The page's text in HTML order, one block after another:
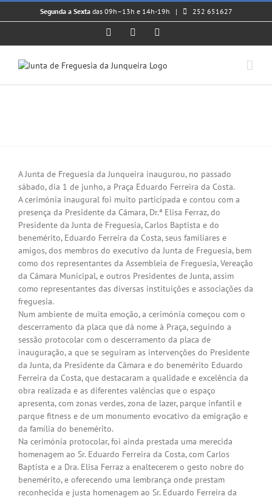
Skip
Segunda a Sextadas 09h–13h e 14h-19h | 252 651627
FacebookInstagram
A Junta de Freguesia da Junqueira inaugurou, no passado
sábado, dia 1 de junho, a Praça Eduardo Ferreira da Costa.
A cerimónia inaugural foi muito participada e contou com a
presença da Presidente da Câmara, Dr.ª Elisa Ferraz, do
Presidente da Junta de Freguesia, Carlos Baptista e do
benemérito, Eduardo Ferreira da Costa, seus familiares e
amigos, dos membros do executivo da Junta de Freguesia, bem
como dos representantes da Assembleia de Freguesia, Vereação
da Câmara Municipal, e outros Presidentes de Junta, assim
como representantes das diversas instituições e associações da
freguesia.
Num ambiente de muita emoção, a cerimónia começou com o
descerramento da placa que dá nome à Praça, seguindo a
sessão protocolar com o descerramento da placa de
inauguração, a que se seguiram as intervenções do Presidente
da Junta, da Presidente da Câmara e do benemérito Eduardo
Ferreira da Costa, que destacaram a qualidade e excelência da
obra realizada e as diferentes valências que o espaço
apresenta, com zonas verdes, zona de lazer, parque infantil e
parque fitness e de um monumento evocativo da emigração e
da família do benemérito.
Na cerimónia protocolar, foi ainda prestada uma merecida
homenagem ao Sr. Eduardo Ferreira da Costa, com Carlos
Baptista e a Dra. Elisa Ferraz a enaltecerem o gesto nobre do
benemérito, e oferecendo uma lembrança onde prestam
reconhecida e justa homenagem ao Sr. Eduardo Ferreira da